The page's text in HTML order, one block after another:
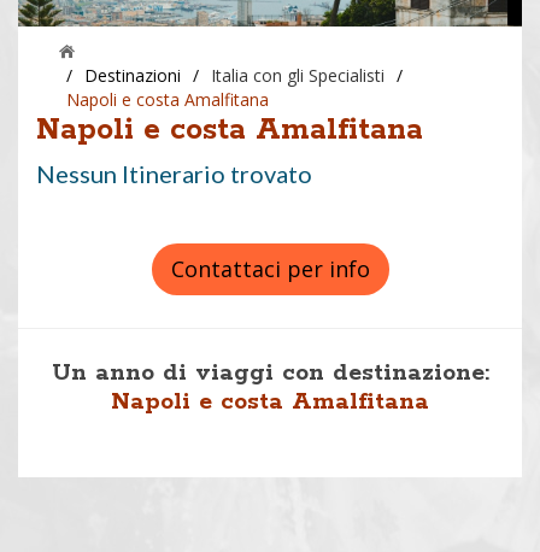
/ Destinazioni / Italia con gli Specialisti /
Napoli e costa Amalfitana
Napoli e costa Amalfitana
Nessun Itinerario trovato
Contattaci per info
Un anno di viaggi con destinazione:
Napoli e costa Amalfitana